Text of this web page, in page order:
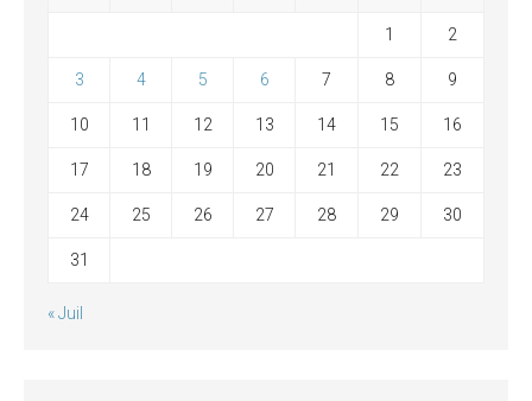
1 2
3 4 5 6 7 8 9
10 11 12 13 14 15 16
17 18 19 20 21 22 23
24 25 26 27 28 29 30
31
« Juil